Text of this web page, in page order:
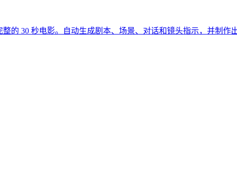
的 30 秒电影。自动生成剧本、场景、对话和镜头指示，并制作